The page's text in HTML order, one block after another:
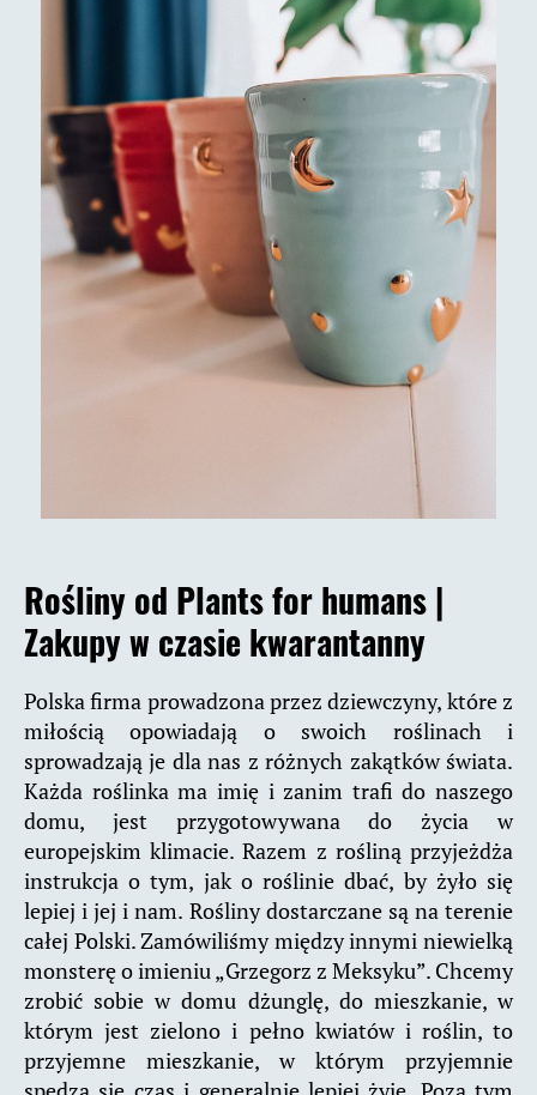
Rośliny od Plants for humans |
Zakupy w czasie kwarantanny
Polska firma prowadzona przez dziewczyny, które z
miłością opowiadają o swoich roślinach i
sprowadzają je dla nas z różnych zakątków świata.
Każda roślinka ma imię i zanim trafi do naszego
domu, jest przygotowywana do życia w
europejskim klimacie. Razem z rośliną przyjeżdża
instrukcja o tym, jak o roślinie dbać, by żyło się
lepiej i jej i nam. Rośliny dostarczane są na terenie
całej Polski. Zamówiliśmy między innymi niewielką
monsterę o imieniu „Grzegorz z Meksyku”. Chcemy
zrobić sobie w domu dżunglę, do mieszkanie, w
którym jest zielono i pełno kwiatów i roślin, to
przyjemne mieszkanie, w którym przyjemnie